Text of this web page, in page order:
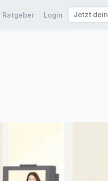
Ratgeber Login Jetzt